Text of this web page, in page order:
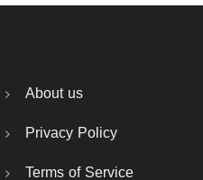
About us
Privacy Policy
Terms of Service